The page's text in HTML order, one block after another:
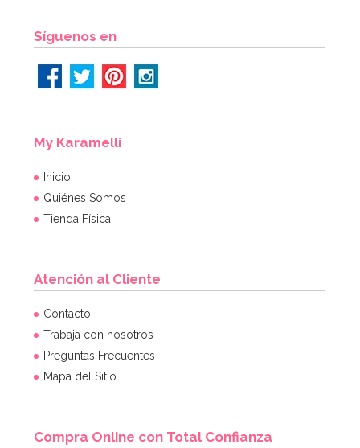
Síguenos en
My Karamelli
Inicio
Quiénes Somos
Tienda Física
Atención al Cliente
Contacto
Trabaja con nosotros
Preguntas Frecuentes
Mapa del Sitio
Compra Online con Total Confianza